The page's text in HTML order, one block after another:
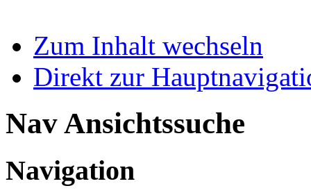
Zum Inhalt wechseln
Direkt zur
Nav Ansichtssuche
Navigation